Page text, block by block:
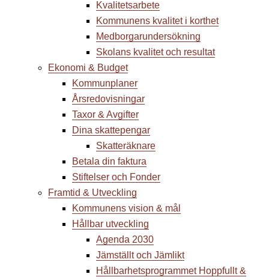
Kvalitetsarbete
Kommunens kvalitet i korthet
Medborgar­undersökning
Skolans kvalitet och resultat
Ekonomi & Budget
Kommunplaner
Årsredovisningar
Taxor & Avgifter
Dina skattepengar
Skatteräknare
Betala din faktura
Stiftelser och Fonder
Framtid & Utveckling
Kommunens vision & mål
Hållbar utveckling
Agenda 2030
Jämställt och Jämlikt
Hållbarhetsprogrammet Hoppfullt &